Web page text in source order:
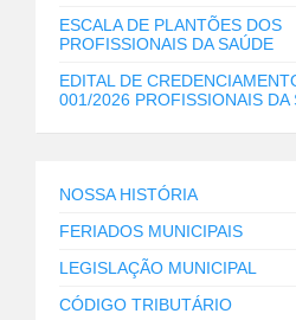
ESCALA DE PLANTÕES DOS
PROFISSIONAIS DA SAÚDE
EDITAL DE
001/2026 PROFISSIONAIS DA
NOSSA HISTÓRIA
FERIADOS MUNICIPAIS
LEGISLAÇÃO MUNICIPAL
CÓDIGO TRIBUTÁRIO